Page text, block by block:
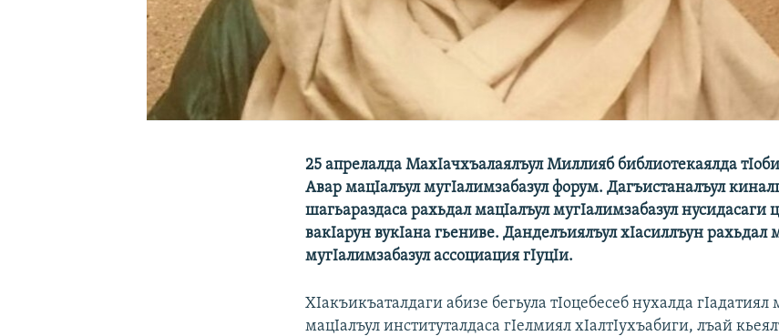
25 апрелалда МахIачхъалаялъул Миллияб библиотекаялда
Авар мацIалъул мугIалимзабазул форум. Дагъистаналъул
шагьараздаса рахьдал мацIалъул мугIалимзабазул нусидасаги
вакIарун вукIана гьениве. Данделъиялъул хIасиллъун рахьдал
мугIалимзабазул ассоциация гIуцIи.
ХIакъикъаталдаги абизе бегьула тIоцебесеб нухалда
мацIалъул институталдаса гIелмиял хIалтIухъабиги, лъай